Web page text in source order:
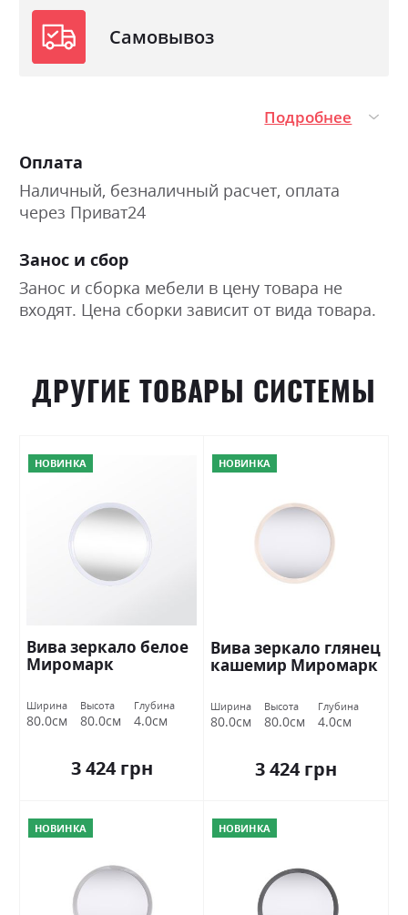
Самовывоз
Подробнее
Оплата
Наличный, безналичный расчет, оплата
через Приват24
Занос и сбор
Занос и сборка мебели в цену товара не
входят. Цена сборки зависит от вида товара.
ДРУГИЕ ТОВАРЫ СИСТЕМЫ
НОВИНКА
Вива зеркало белое
Миромарк
Ширина
80.0см
Высота
80.0см
Глубина
4.0см
3 424 грн
НОВИНКА
Вива зеркало глянец
кашемир Миромарк
Ширина
80.0см
Высота
80.0см
Глубина
4.0см
3 424 грн
НОВИНКА НОВИНКА